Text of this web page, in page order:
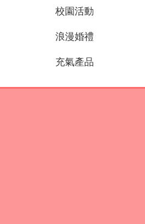
校園活動
浪漫婚禮
充氣產品